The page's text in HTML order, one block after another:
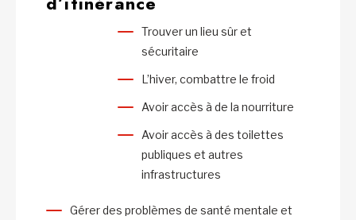
Trouver un lieu sûr et
sécuritaire
L’hiver, combattre le froid
Avoir accès à de la nourriture
Avoir accès à des toilettes
publiques et autres
infrastructures
Gérer des problèmes de santé mentale et